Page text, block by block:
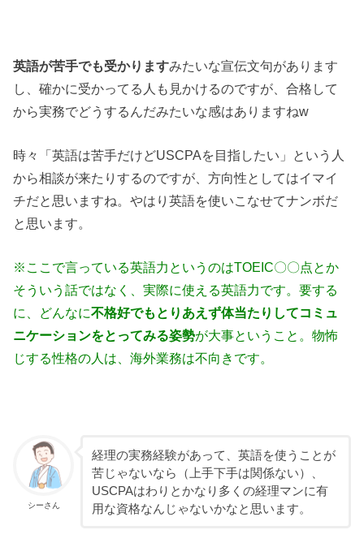
英語が苦手でも受かりますみたいな宣伝文句があります
し、確かに受かってる人も見かけるのですが、合格して
から実務でどうするんだみたいな感はありますねw
時々「英語は苦手だけどUSCPAを目指したい」という人
から相談が来たりするのですが、方向性としてはイマイ
チだと思いますね。やはり英語を使いこなせてナンボだ
と思います。
※ここで言っている英語力というのはTOEIC〇〇点とか
そういう話ではなく、実際に使える英語力です。要する
に、どんなに不格好でもとりあえず体当たりしてコミュ
ニケーションをとってみる姿勢が大事ということ。物怖
じする性格の人は、海外業務は不向きです。
シーさん
経理の実務経験があって、英語を使うことが
苦じゃないなら（上手下手は関係ない）、
USCPAはわりとかなり多くの経理マンに有
用な資格なんじゃないかなと思います。